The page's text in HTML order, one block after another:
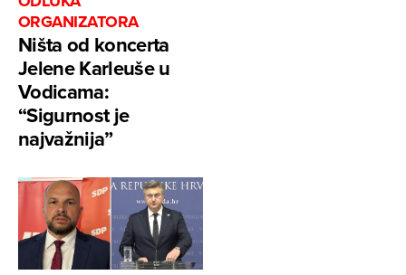
ORGANIZATORA
Ništa od koncerta
Jelene Karleuše u
Vodicama:
“Sigurnost je
najvažnija”